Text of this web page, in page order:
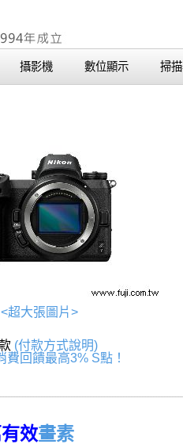
攝影機 數位顯示 掃
<超大張圖片>
(付款方式說明)
費回饋最高3% S點！
效畫素